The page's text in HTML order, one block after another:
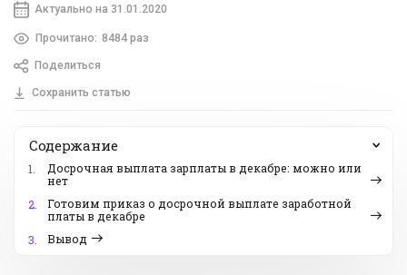
Актуально на 31.01.2020
Прочитано: 8484 раз
Поделиться
Сохранить статью
Содержание
1.
Досрочная выплата зарплаты в декабре: можно или
нет
2.
Готовим приказ о досрочной выплате заработной
платы в декабре
3.
Вывод